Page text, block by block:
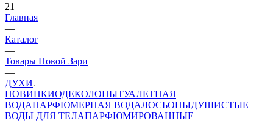
21
Главная
—
Каталог
—
Товары Новой Зари
—
ДУХИ
НОВИНКИОДЕКОЛОНЫТУАЛЕТНАЯ
ВОДАПАРФЮМЕРНАЯ ВОДАЛОСЬОНЫДУШИСТЫЕ
ВОДЫ ДЛЯ ТЕЛАПАРФЮМИРОВАННЫЕ